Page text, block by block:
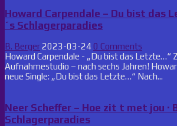
Howard Carpendale – Du bist das
´s Schlagerparadies
B. Berger2023-03-24 0 Comments
Howard Carpendale - „Du bist das Letzte…“
Aufnahmestudio – nach sechs Jahren!
neue Single: „Du bist das Letzte…“ Nach...
Neer Scheffer – Hoe zit t met jou ·
Schlagerparadies